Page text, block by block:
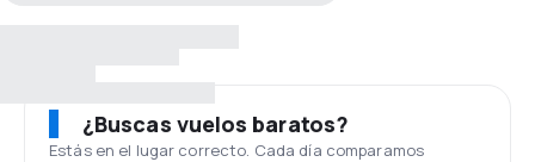
¿Buscas vuelos baratos?
Estás en el lugar correcto. Cada día comparamos